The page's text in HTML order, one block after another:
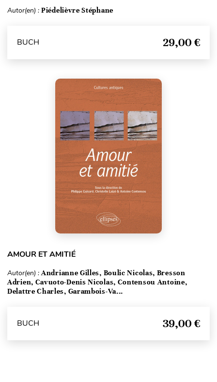
Autor(en) : Piédelièvre Stéphane
BUCH 29,00 €
AMOUR ET AMITIÉ
Autor(en) :Andrianne Gilles, Boulic Nicolas, Bresson
Adrien, Cavuoto-Denis Nicolas, Contensou Antoine,
Delattre Charles, Garambois-Va...
BUCH 39,00 €